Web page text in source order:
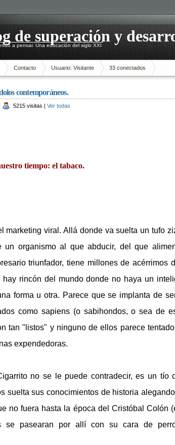
de superación y
a pensar. Una educación del siglo XXI
Contacto Usuario: Visitante 33 conectados
contemporáneos.
5215 visitas | Ver todas
tiempo: el tabaco.
marketing viral. Allá donde va suelta un tufo
un organismo al que abducir, del que
triunfador, tiene millones de acérrimos
rincón del mundo donde no haya un
forma u otra. Parece que se implanta de
como sapiens (o sabihondos, o sea de
tan "listos" y ninguno de ellos parece
expendedoras.
no se le puede contradecir, es un tío
suelta sus conocimientos de historia
no fuera hasta la época del Cristóbal Colón
se pasearan por allí con su cara de